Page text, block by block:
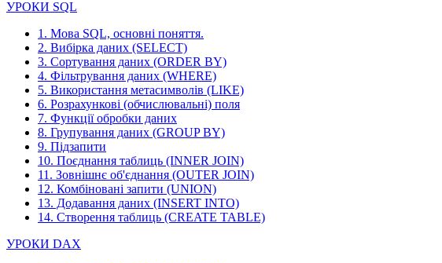
УРОКИ SQL
1. Мова SQL, основні поняття.
2. Вибірка даних (SELECT)
3. Сортування даних (ORDER BY)
4. Фільтрування даних (WHERE)
5. Використання метасимволів (LIKE)
6. Розрахункові (обчислювальні) поля
7. Функції обробки даних
8. Групування даних (GROUP BY)
9. Підзапити
10. Поєднання таблиць (INNER JOIN)
11. Зовнішнє об'єднання (OUTER JOIN)
12. Комбіновані запити (UNION)
13. Додавання даних (INSERT INTO)
14. Створення таблиць (CREATE TABLE)
УРОКИ DAX